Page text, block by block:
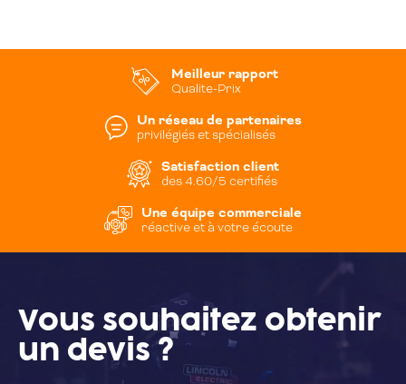
Meilleur rapport
Qualite-Prix
Un réseau de partenaires
privilégiés et spécialisés
Satisfaction client
des 4.60/5 certifiés
Une équipe commerciale
réactive et à votre écoute
Vous souhaitez obtenir
un devis ?